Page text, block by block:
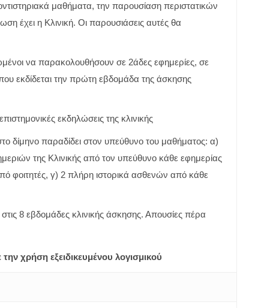
μαθήματα, την παρουσίαση περιστατικών
έχει η Κλινική. Οι παρουσιάσεις αυτές θα
να παρακολουθήσουν σε 2άδες εφημερίες, σε
εκδίδεται την πρώτη εβδομάδα της άσκησης
εκδηλώσεις της κλινικής
δίμηνο παραδίδει στον υπεύθυνο του μαθήματος: α)
της Κλινικής από τον υπεύθυνο κάθε εφημερίας
φοιτητές, γ) 2 πλήρη ιστορικά ασθενών από κάθε
8 εβδομάδες κλινικής άσκησης. Απουσίες πέρα
χρήση εξειδικευμένου λογισμικού